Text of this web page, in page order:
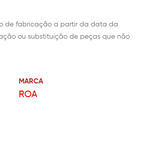
de fabricação a partir da data da
ou substituição de peças que não
MARCA
ROA